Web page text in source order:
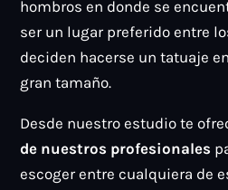
hombros en donde se
ser un lugar preferido entre
deciden hacerse un tatuaje
gran tamaño.
Desde nuestro estudio te
de nuestros profesionales
escoger entre cualquiera de